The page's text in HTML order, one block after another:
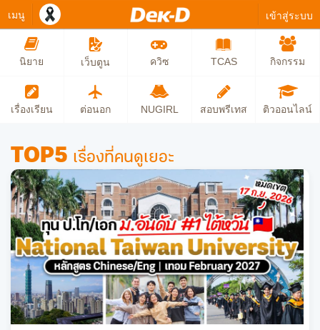
เมนู เข้าสู่ระบบ
นิยาย เว็บตูน ควิซ TCAS กิจกรรม
เรื่องเรียน ต่อนอก NUGIRL สอบพรีเทส ติวออนไลน์
TOP5 เรื่องที่คนดูเยอะ